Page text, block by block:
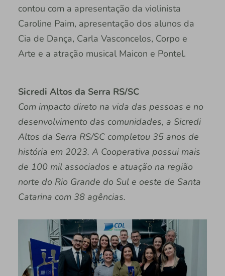
contou com a apresentação da violinista
Caroline Paim, apresentação dos alunos da
Cia de Dança, Carla Vasconcelos, Corpo e
Arte e a atração musical Maicon e Pontel.
Sicredi Altos da Serra RS/SC
Com impacto direto na vida das pessoas e no
desenvolvimento das comunidades, a Sicredi
Altos da Serra RS/SC completou 35 anos de
história em 2023. A Cooperativa possui mais
de 100 mil associados e atuação na região
norte do Rio Grande do Sul e oeste de Santa
Catarina com 38 agências.